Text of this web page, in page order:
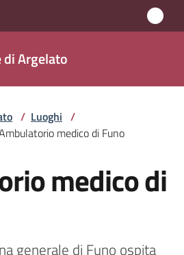
di Argelato
/ Luoghi /
medico di Funo
medico di
generale di Funo ospita